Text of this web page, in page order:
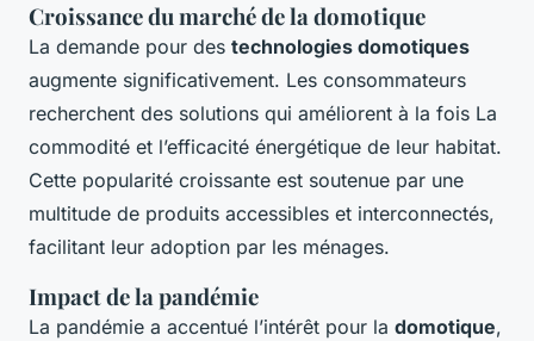
Croissance du marché de la domotique
La demande pour des technologies domotiques
augmente significativement. Les consommateurs
recherchent des solutions qui améliorent à la fois La
commodité et l’efficacité énergétique de leur habitat.
Cette popularité croissante est soutenue par une
multitude de produits accessibles et interconnectés,
facilitant leur adoption par les ménages.
Impact de la pandémie
La pandémie a accentué l’intérêt pour la domotique,